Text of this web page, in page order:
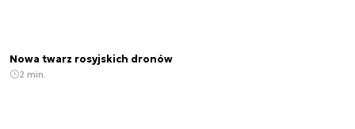
Nowa twarz rosyjskich dronów
2 min.